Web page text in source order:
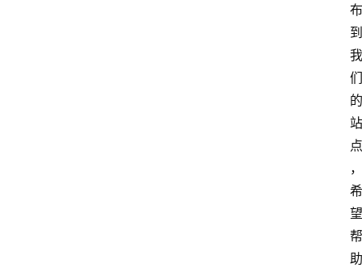
布
到
我
们
的
站
点
，
希
望
帮
助